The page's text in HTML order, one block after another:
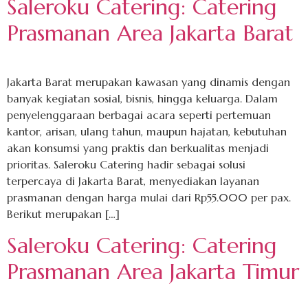
Saleroku Catering: Catering
Prasmanan Area Jakarta Barat
Jakarta Barat merupakan kawasan yang dinamis dengan
banyak kegiatan sosial, bisnis, hingga keluarga. Dalam
penyelenggaraan berbagai acara seperti pertemuan
kantor, arisan, ulang tahun, maupun hajatan, kebutuhan
akan konsumsi yang praktis dan berkualitas menjadi
prioritas. Saleroku Catering hadir sebagai solusi
terpercaya di Jakarta Barat, menyediakan layanan
prasmanan dengan harga mulai dari Rp55.000 per pax.
Berikut merupakan […]
Saleroku Catering: Catering
Prasmanan Area Jakarta Timur